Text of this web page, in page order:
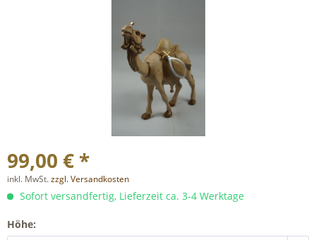
99,00 € *
inkl. MwSt.zzgl. Versandkosten
Sofort versandfertig, Lieferzeit ca. 3-4 Werktage
Höhe: